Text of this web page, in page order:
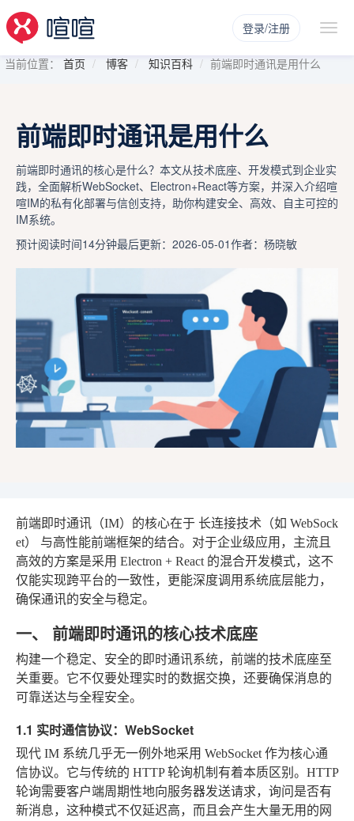
登录/注册
当前位置： 首页 博客 知识百科 前端即时通讯是用什么
前端即时通讯是用什么
前端即时通讯的核心是什么？本文从技术底座、开发模式到企业实
践，全面解析WebSocket、Electron+React等方案，并深入介绍喧
喧IM的私有化部署与信创支持，助你构建安全、高效、自主可控的
IM系统。
预计阅读时间14分钟最后更新：2026-05-01作者：杨晓敏
前端即时通讯（IM）的核心在于 长连接技术（如 WebSock
et） 与高性能前端框架的结合。对于企业级应用，主流且
高效的方案是采用 Electron + React 的混合开发模式，这不
仅能实现跨平台的一致性，更能深度调用系统底层能力，
确保通讯的安全与稳定。
一、 前端即时通讯的核心技术底座
构建一个稳定、安全的即时通讯系统，前端的技术底座至
关重要。它不仅要处理实时的数据交换，还要确保消息的
可靠送达与全程安全。
1.1 实时通信协议：WebSocket
现代 IM 系统几乎无一例外地采用 WebSocket 作为核心通
信协议。它与传统的 HTTP 轮询机制有着本质区别。HTTP
轮询需要客户端周期性地向服务器发送请求，询问是否有
新消息，这种模式不仅延迟高，而且会产生大量无用的网